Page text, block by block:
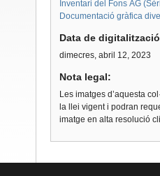
Inventari del Fons AG
Documentació gràfica
Data de
dimecres, abril 12, 2023
Nota legal:
Les imatges d’aquesta
la llei vigent i podran
imatge en alta resolució